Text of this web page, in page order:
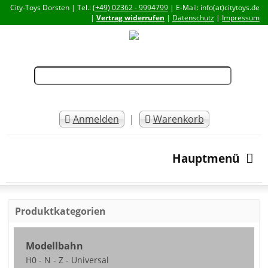
City-Toys Dorsten | Tel.:(+49) 02362 - 9994799 | E-Mail: info(at)citytoys.de
| Vertrag widerrufen | Datenschutz | Impressum
Anmelden | Warenkorb
Hauptmenü
Produktkategorien
Modellbahn
H0 - N - Z - Universal